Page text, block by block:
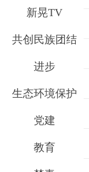
新晃TV
共创民族团结
进步
生态环境保护
党建
教育